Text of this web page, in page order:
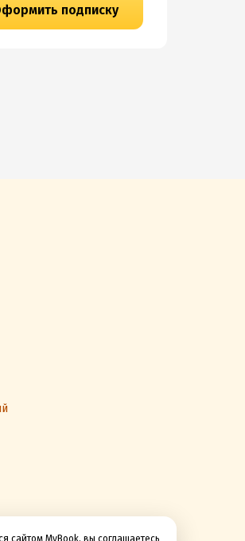
сайтом MyBook, вы соглашаетесь
подписку